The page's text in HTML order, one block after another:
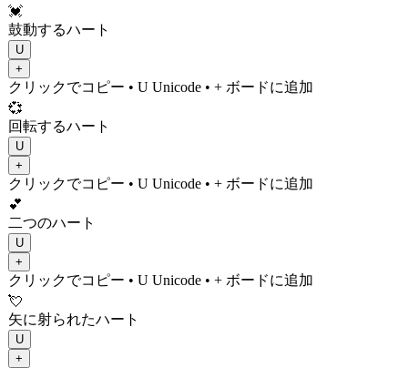
💓
鼓動するハート
U
+
クリックでコピー • U Unicode • + ボードに追加
💞
回転するハート
U
+
クリックでコピー • U Unicode • + ボードに追加
💕
二つのハート
U
+
クリックでコピー • U Unicode • + ボードに追加
💘
矢に射られたハート
U
+